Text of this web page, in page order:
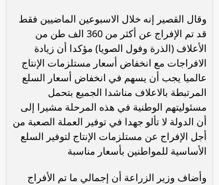
وقال القصير إنه خلال الاسبوعين الماضيين فقط
قد تم الإفراج عن أكثر من 360 الف طن من
الأعلاف (الذرة وفول الصويا) مؤكدا أن زيادة
الافراجات مع انخفاض أسعار مستلزمات الإنتاج
عالميا يجب أن يسهم في انخفاض أسعار السلع
المرتبطة بالاعلاف مناشدا الجميع بتحمل
مسئوليتهم الوطنية في هذه المرحلة مشيرا إلى
أن الدولة لا تألو جهدا في توفير العملة الصعبة من
أجل الإفراج عن مستلزمات الإنتاج لتوفير السلع
الأساسية للمواطنين بأسعار مناسبة
وأضاف وزير الزراعة أن إجمالي ما تم الأفراج